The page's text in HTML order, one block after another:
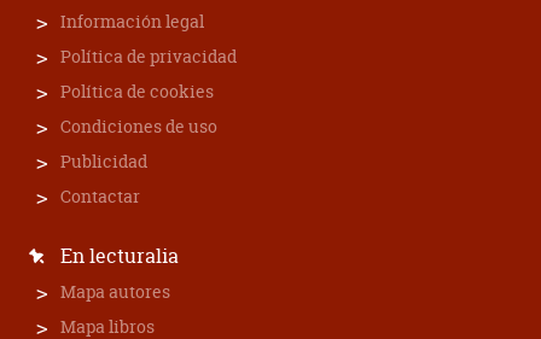
Información legal
Política de privacidad
Política de cookies
Condiciones de uso
Publicidad
Contactar
En lecturalia
Mapa autores
Mapa libros